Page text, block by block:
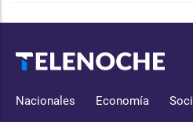
Nacionales Economía